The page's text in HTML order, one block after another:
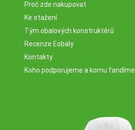
Proč zde nakupovat
Ke stažení
Tým obalových konstruktérů
Recenze Eobaly
Kontakty
Koho podporujeme a komu fandíme